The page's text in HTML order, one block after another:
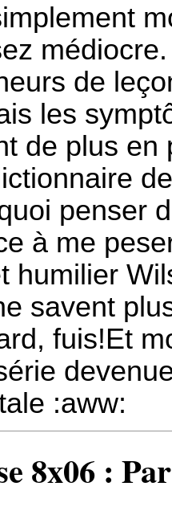
de
les
de plus
penser
à me
humilier
savent
fuis!Et
:aww:
8x06 :